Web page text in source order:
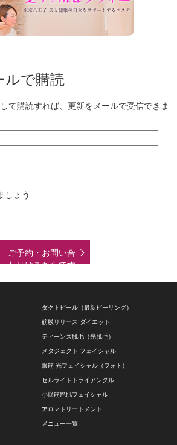
ルで購読
て購読すれば、更新をメールで受信できま
しょう
ご予約・お問い合
わせはこちらです
ダクトピール（最新ピーリング）
筋膜リリース ダイエット
ティーンズ脱毛（光脱毛）
メタジェクト フェイシャル
眼筋 光フェイシャル（フォト）
セルライトトライアングル
小顔筋艶肌フェイシャル
アロマトリートメント
メニュー一覧